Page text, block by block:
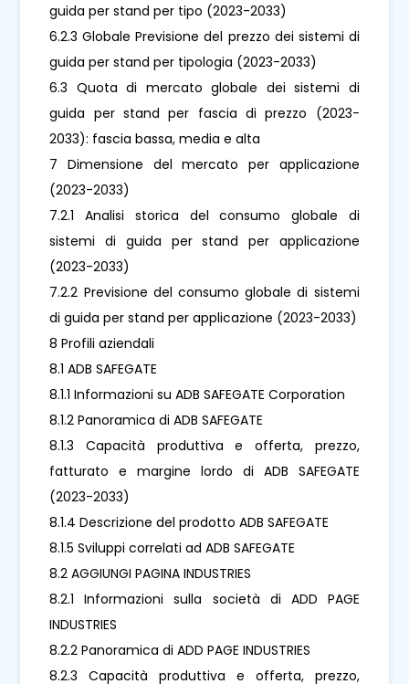
guida per stand per tipo (2023-2033)
6.2.3 Globale Previsione del prezzo dei sistemi di
guida per stand per tipologia (2023-2033)
6.3 Quota di mercato globale dei sistemi di
guida per stand per fascia di prezzo (2023-
2033): fascia bassa, media e alta
7 Dimensione del mercato per applicazione
(2023-2033)
7.2.1 Analisi storica del consumo globale di
sistemi di guida per stand per applicazione
(2023-2033)
7.2.2 Previsione del consumo globale di sistemi
di guida per stand per applicazione (2023-2033)
8 Profili aziendali
8.1 ADB SAFEGATE
8.1.1 Informazioni su ADB SAFEGATE Corporation
8.1.2 Panoramica di ADB SAFEGATE
8.1.3 Capacità produttiva e offerta, prezzo,
fatturato e margine lordo di ADB SAFEGATE
(2023-2033)
8.1.4 Descrizione del prodotto ADB SAFEGATE
8.1.5 Sviluppi correlati ad ADB SAFEGATE
8.2 AGGIUNGI PAGINA INDUSTRIES
8.2.1 Informazioni sulla società di ADD PAGE
INDUSTRIES
8.2.2 Panoramica di ADD PAGE INDUSTRIES
8.2.3 Capacità produttiva e offerta, prezzo,